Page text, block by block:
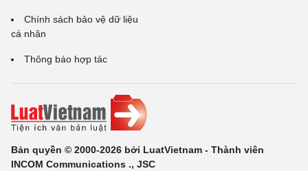
Chính sách bảo vệ dữ liệu
cá nhân
Thông báo hợp tác
Bản quyền © 2000-2026 bởi LuatVietnam - Thành viên
INCOM Communications ., JSC